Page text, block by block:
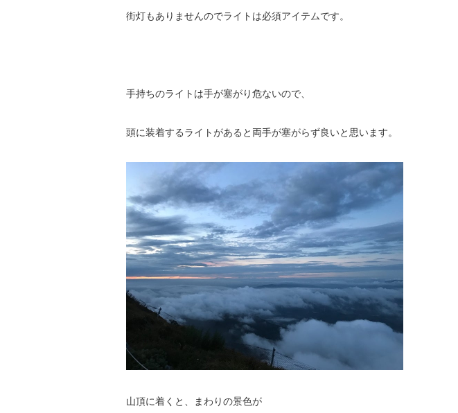
街灯もありませんのでライトは必須アイテムです。
手持ちのライトは手が塞がり危ないので、
頭に装着するライトがあると両手が塞がらず良いと思います。
山頂に着くと、まわりの景色が